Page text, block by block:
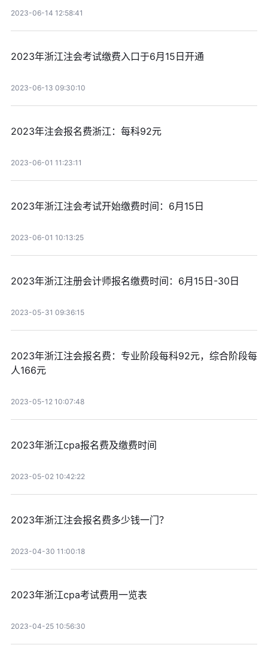
2023-06-14 12:58:41
2023年浙江注会考试缴费入口于6月15日开通
2023-06-13 09:30:10
2023年注会报名费浙江：每科92元
2023-06-01 11:23:11
2023年浙江注会考试开始缴费时间：6月15日
2023-06-01 10:13:25
2023年浙江注册会计师报名缴费时间：6月15日-30日
2023-05-31 09:36:15
2023年浙江注会报名费：专业阶段每科92元，综合阶段每
人166元
2023-05-12 10:07:48
2023年浙江cpa报名费及缴费时间
2023-05-02 10:42:22
2023年浙江注会报名费多少钱一门？
2023-04-30 11:00:18
2023年浙江cpa考试费用一览表
2023-04-25 10:56:30